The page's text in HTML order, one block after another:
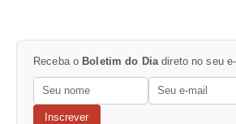
Receba o Boletim do Diadireto no seu
Inscrever